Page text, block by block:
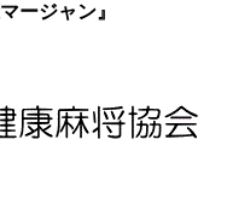
ージャン』